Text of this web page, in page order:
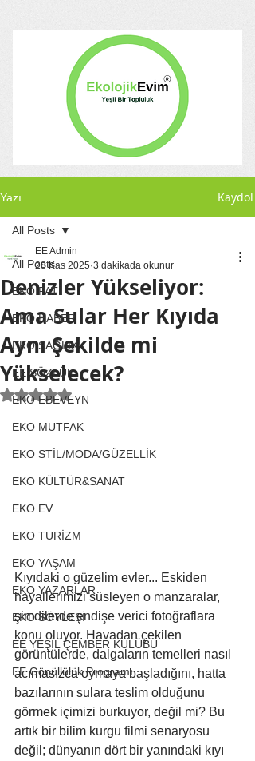
Yazı Kaydol
All Posts
EKO PATİ
EKO HABER
EKO SAĞLIK
EE SÖZLÜK
EKO EBEVEYN
EKO MUTFAK
EKO STİL/MODA/GÜZELLİK
EKO KÜLTÜR&SANAT
EKO EV
EKO TURİZM
EKO YAŞAM
EKO YAZARLAR
EKO SÖYLEŞİ
EE YEŞİL ÇEMBER KULÜBÜ
EE Gönüllülük Programı
All Posts
Denizler Yükseliyor:
Ama Sular Her Kıyıda
Aynı Şekilde mi
Yükselecek?
EE Admin
28 Kas 2025 3 dakikada okunur
5 üzerinden NaN yıldız
Kıyıdaki o güzelim evler... Eskiden
hayallerimizi süsleyen o manzaralar,
şimdilerde endişe verici fotoğraflara
konu oluyor. Havadan çekilen
görüntülerde, dalgaların temelleri nasıl
acımasızca oymaya başladığını, hatta
bazılarının sulara teslim olduğunu
görmek içimizi burkuyor, değil mi? Bu
artık bir bilim kurgu filmi senaryosu
değil; dünyanın dört bir yanındaki kıyı